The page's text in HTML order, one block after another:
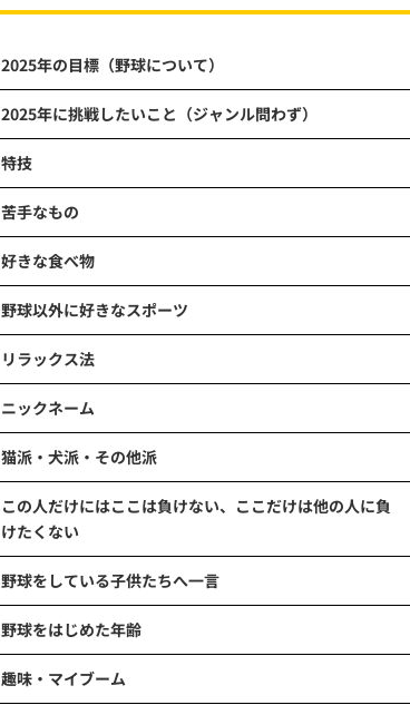
2025年の目標（野球について）
2025年に挑戦したいこと（ジャンル問わず）
特技
苦手なもの
好きな食べ物
野球以外に好きなスポーツ
リラックス法
ニックネーム
猫派・犬派・その他派
この人だけにはここは負けない、ここだけは他の人に負
けたくない
野球をしている子供たちへ一言
野球をはじめた年齢
趣味・マイブーム